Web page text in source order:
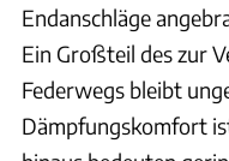
Endanschläge
Ein Großteil des zur
Federwegs bleibt
Dämpfungskomfort